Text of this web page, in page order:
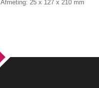
Afmeting: 25 x 127 x 210 mm